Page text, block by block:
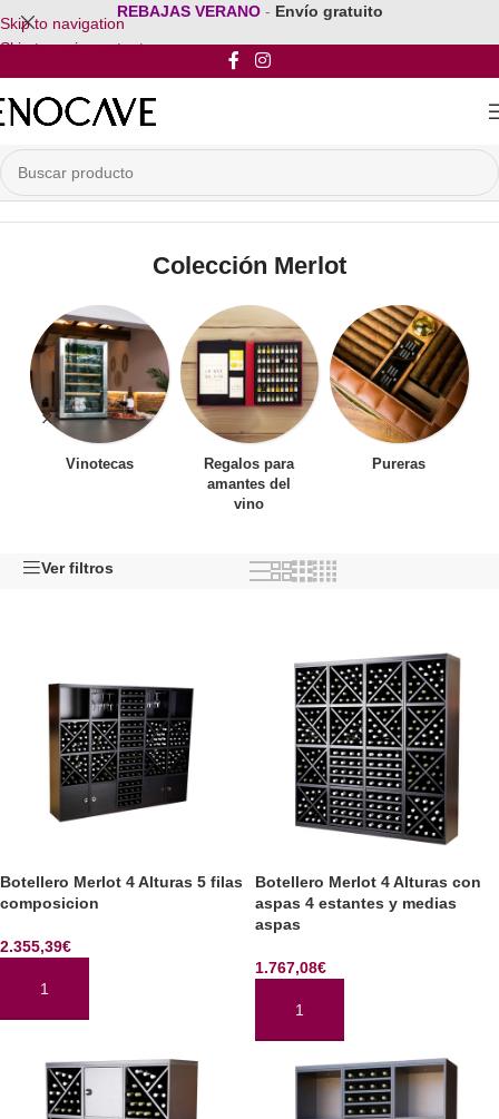
Skip to navigation
Skip to main content
REBAJAS VERANO - Envío gratuito
Inicio/Mobiliario para vinos/Muebles para Vinos/Colección Merlot
Colección Merlot
Vinotecas
Regalos para
amantes del
vino
Pureras
Ver filtros
Botellero Merlot 4 Alturas 5 filas
composicion
2.355,39€
AÑADIR AL CARRITO
Botellero Merlot 4 Alturas con
aspas 4 estantes y medias
aspas
1.767,08€
AÑADIR AL CARRITO